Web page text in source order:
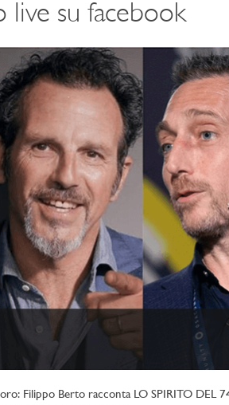
live su facebook
Filippo Berto racconta LO SPIRITO DEL